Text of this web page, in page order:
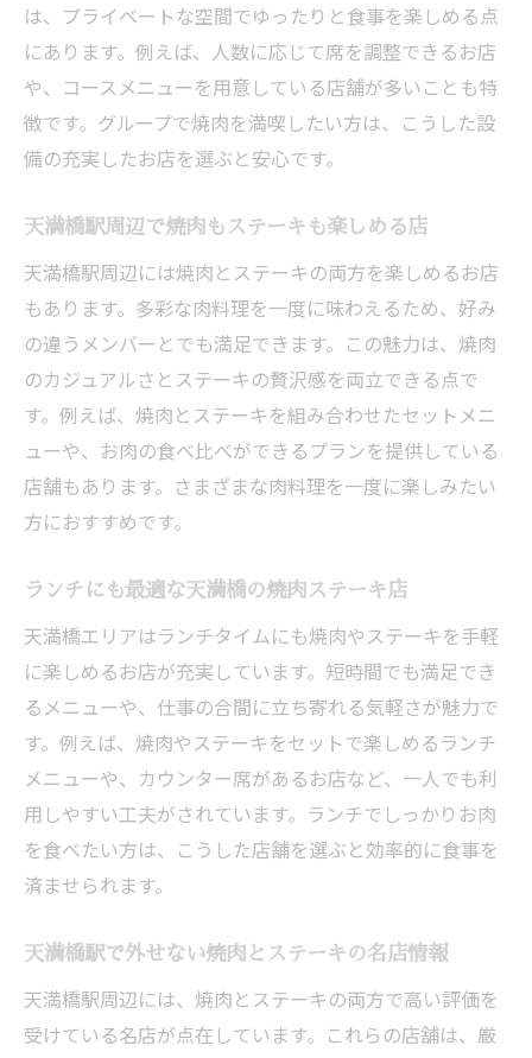
は、プライベートな空間でゆったりと食事を楽しめる点
にあります。例えば、人数に応じて席を調整できるお店
や、コースメニューを用意している店舗が多いことも特
徴です。グループで焼肉を満喫したい方は、こうした設
備の充実したお店を選ぶと安心です。
天満橋駅周辺で焼肉もステーキも楽しめる店
天満橋駅周辺には焼肉とステーキの両方を楽しめるお店
もあります。多彩な肉料理を一度に味わえるため、好み
の違うメンバーとでも満足できます。この魅力は、焼肉
のカジュアルさとステーキの贅沢感を両立できる点で
す。例えば、焼肉とステーキを組み合わせたセットメニ
ューや、お肉の食べ比べができるプランを提供している
店舗もあります。さまざまな肉料理を一度に楽しみたい
方におすすめです。
ランチにも最適な天満橋の焼肉ステーキ店
天満橋エリアはランチタイムにも焼肉やステーキを手軽
に楽しめるお店が充実しています。短時間でも満足でき
るメニューや、仕事の合間に立ち寄れる気軽さが魅力で
す。例えば、焼肉やステーキをセットで楽しめるランチ
メニューや、カウンター席があるお店など、一人でも利
用しやすい工夫がされています。ランチでしっかりお肉
を食べたい方は、こうした店舗を選ぶと効率的に食事を
済ませられます。
天満橋駅で外せない焼肉とステーキの名店情報
天満橋駅周辺には、焼肉とステーキの両方で高い評価を
受けている名店が点在しています。これらの店舗は、厳